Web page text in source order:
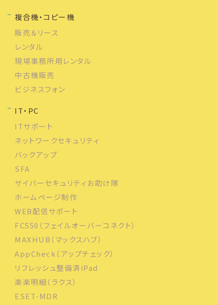
複合機・コピー機
販売＆リース
レンタル
現場事務所用レンタル
中古機販売
ビジネスフォン
IT・PC
ITサポート
ネットワークセキュリティ
バックアップ
SFA
サイバーセキュリティお助け隊
ホームページ制作
WEB配信サポート
FC550（フェイルオーバーコネクト）
MAXHUB（マックスハブ）
AppCheck（アップチェック）
リフレッシュ整備済iPad
楽楽明細（ラクス）
ESET-MDR